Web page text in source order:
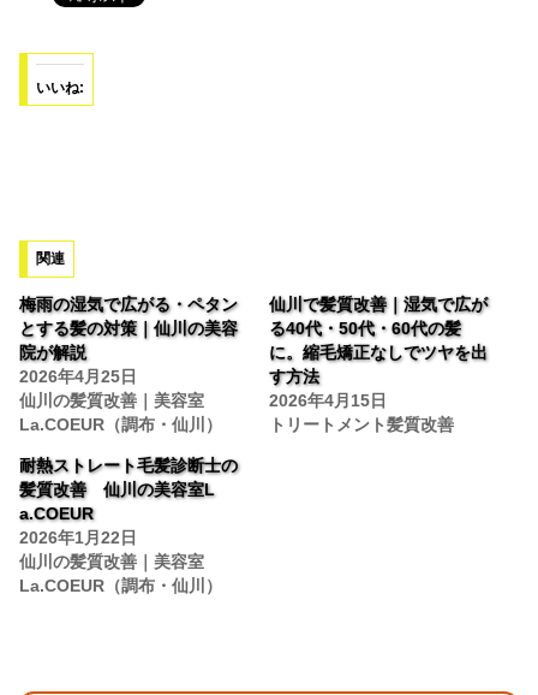
いいね:
関連
梅雨の湿気で広がる・ペタン
とする髪の対策｜仙川の美容
院が解説
2026年4月25日
仙川の髪質改善｜美容室
La.COEUR（調布・仙川）
仙川で髪質改善｜湿気で広が
る40代・50代・60代の髪
に。縮毛矯正なしでツヤを出
す方法
2026年4月15日
トリートメント髪質改善
耐熱ストレート毛髪診断士の
髪質改善 仙川の美容室L
a.COEUR
2026年1月22日
仙川の髪質改善｜美容室
La.COEUR（調布・仙川）